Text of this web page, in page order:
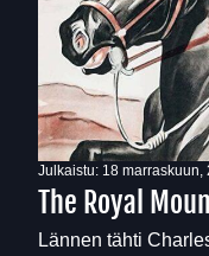
Julkaistu: 18 marraskuun,
The Royal
Lännen tähti